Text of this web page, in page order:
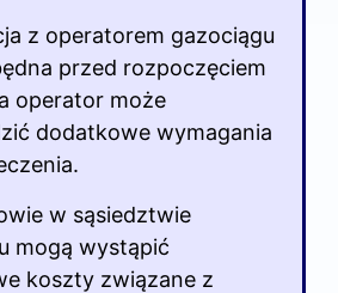
z operatorem gazociągu
przed rozpoczęciem
operator może
dodatkowe wymagania
w sąsiedztwie
mogą wystąpić
koszty związane z